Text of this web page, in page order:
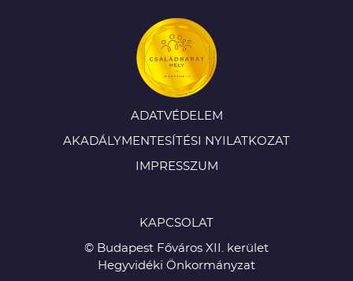
ADATVÉDELEM
AKADÁLYMENTESÍTÉSI NYILATKOZAT
IMPRESSZUM
KAPCSOLAT
© Budapest Főváros XII. kerület
Hegyvidéki Önkormányzat